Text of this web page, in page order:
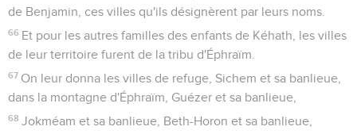
de Benjamin, ces villes qu'ils désignèrent par leurs noms.
66 Et pour les autres familles des enfants de Kéhath, les villes
de leur territoire furent de la tribu d'Éphraïm.
67 On leur donna les villes de refuge, Sichem et sa banlieue,
dans la montagne d'Éphraïm, Guézer et sa banlieue,
68 Jokméam et sa banlieue, Beth-Horon et sa banlieue,